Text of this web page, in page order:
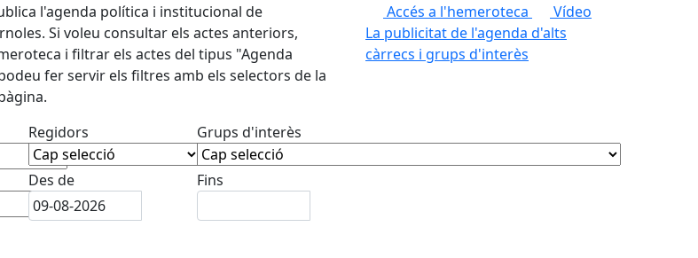
l'agenda política i institucional de
Si voleu consultar els actes anteriors,
i filtrar els actes del tipus "Agenda
fer servir els filtres amb els selectors de la
Regidors Grups d'interès
Des de Fins
Accés a l'hemeroteca
Vídeo
La publicitat de l'agenda d'alts
càrrecs i grups d'interès